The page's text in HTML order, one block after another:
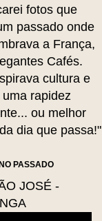
fotos que
passado onde
a França,
Cafés.
cultura e
rapidez
ou melhor
dia que passa!"
PASSADO
JOSÉ -